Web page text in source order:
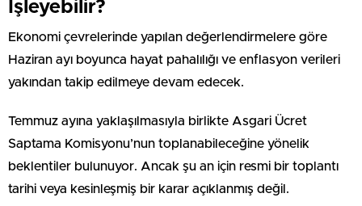
İşleyebilir?
Ekonomi çevrelerinde yapılan değerlendirmelere göre
Haziran ayı boyunca hayat pahalılığı ve enflasyon verileri
yakından takip edilmeye devam edecek.
Temmuz ayına yaklaşılmasıyla birlikte Asgari Ücret
Saptama Komisyonu’nun toplanabileceğine yönelik
beklentiler bulunuyor. Ancak şu an için resmi bir toplantı
tarihi veya kesinleşmiş bir karar açıklanmış değil.